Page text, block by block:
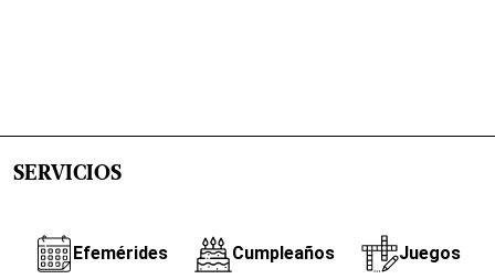
SERVICIOS
Efemérides Cumpleaños Juegos